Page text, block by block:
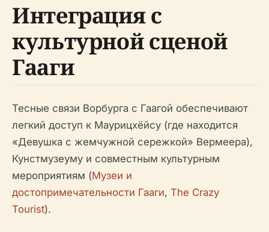
Интеграция с
культурной сценой
Гааги
Тесные связи Ворбурга с Гаагой обеспечивают
легкий доступ к Маурицхёйсу (где находится
«Девушка с жемчужной сережкой» Вермеера),
Кунстмузеуму и совместным культурным
мероприятиям (Музеи и
достопримечательности Гааги, The Crazy
Tourist).